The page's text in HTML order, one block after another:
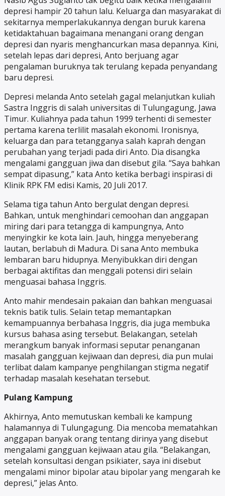
depresi hampir 20 tahun lalu. Keluarga dan masyarakat di
sekitarnya memperlakukannya dengan buruk karena
ketidaktahuan bagaimana menangani orang dengan
depresi dan nyaris menghancurkan masa depannya. Kini,
setelah lepas dari depresi, Anto berjuang agar
pengalaman buruknya tak terulang kepada penyandang
baru depresi.
Depresi melanda Anto setelah gagal melanjutkan kuliah
Sastra Inggris di salah universitas di Tulungagung, Jawa
Timur. Kuliahnya pada tahun 1999 terhenti di semester
pertama karena terlilit masalah ekonomi. Ironisnya,
keluarga dan para tetangganya salah kaprah dengan
perubahan yang terjadi pada diri Anto. Dia disangka
mengalami gangguan jiwa dan disebut gila. “Saya bahkan
sempat dipasung,” kata Anto ketika berbagi inspirasi di
Klinik RPK FM edisi Kamis, 20 Juli 2017.
Selama tiga tahun Anto bergulat dengan depresi.
Bahkan, untuk menghindari cemoohan dan anggapan
miring dari para tetangga di kampungnya, Anto
menyingkir ke kota lain. Jauh, hingga menyeberang
lautan, berlabuh di Madura. Di sana Anto membuka
lembaran baru hidupnya. Menyibukkan diri dengan
berbagai aktifitas dan menggali potensi diri selain
menguasai bahasa Inggris.
Anto mahir mendesain pakaian dan bahkan menguasai
teknis batik tulis. Selain tetap memantapkan
kemampuannya berbahasa Inggris, dia juga membuka
kursus bahasa asing tersebut. Belakangan, setelah
merangkum banyak informasi seputar penanganan
masalah gangguan kejiwaan dan depresi, dia pun mulai
terlibat dalam kampanye penghilangan stigma negatif
terhadap masalah kesehatan tersebut.
Pulang Kampung
Akhirnya, Anto memutuskan kembali ke kampung
halamannya di Tulungagung. Dia mencoba mematahkan
anggapan banyak orang tentang dirinya yang disebut
mengalami gangguan kejiwaan atau gila. “Belakangan,
setelah konsultasi dengan psikiater, saya ini disebut
mengalami minor bipolar atau bipolar yang mengarah ke
depresi,” jelas Anto.